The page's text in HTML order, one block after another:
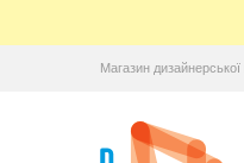
Магазин